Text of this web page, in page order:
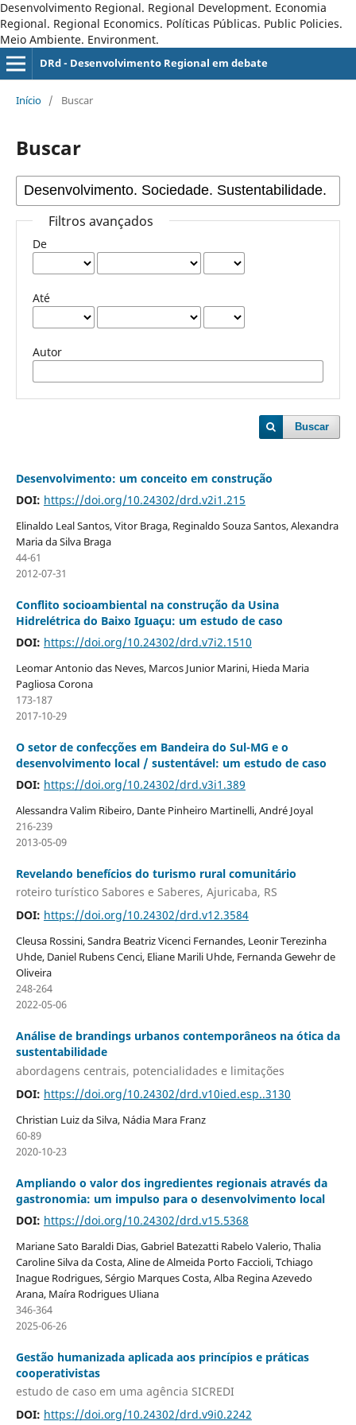
Desenvolvimento Regional. Regional Development. Economia
Regional. Regional Economics. Políticas Públicas. Public Policies.
Meio Ambiente. Environment.
DRd - Desenvolvimento Regional em debate
Início / Buscar
Buscar
Filtros avançados
De
Até
Autor
Buscar
Desenvolvimento: um conceito em construção
DOI: https://doi.org/10.24302/drd.v2i1.215
Elinaldo Leal Santos, Vitor Braga, Reginaldo Souza Santos, Alexandra
Maria da Silva Braga
44-61
2012-07-31
Conflito socioambiental na construção da Usina
Hidrelétrica do Baixo Iguaçu: um estudo de caso
DOI: https://doi.org/10.24302/drd.v7i2.1510
Leomar Antonio das Neves, Marcos Junior Marini, Hieda Maria
Pagliosa Corona
173-187
2017-10-29
O setor de confecções em Bandeira do Sul-MG e o
desenvolvimento local / sustentável: um estudo de caso
DOI: https://doi.org/10.24302/drd.v3i1.389
Alessandra Valim Ribeiro, Dante Pinheiro Martinelli, André Joyal
216-239
2013-05-09
Revelando benefícios do turismo rural comunitário
roteiro turístico Sabores e Saberes, Ajuricaba, RS
DOI: https://doi.org/10.24302/drd.v12.3584
Cleusa Rossini, Sandra Beatriz Vicenci Fernandes, Leonir Terezinha
Uhde, Daniel Rubens Cenci, Eliane Marili Uhde, Fernanda Gewehr de
Oliveira
248-264
2022-05-06
Análise de brandings urbanos contemporâneos na ótica da
sustentabilidade
abordagens centrais, potencialidades e limitações
DOI: https://doi.org/10.24302/drd.v10ied.esp..3130
Christian Luiz da Silva, Nádia Mara Franz
60-89
2020-10-23
Ampliando o valor dos ingredientes regionais através da
gastronomia: um impulso para o desenvolvimento local
DOI: https://doi.org/10.24302/drd.v15.5368
Mariane Sato Baraldi Dias, Gabriel Batezatti Rabelo Valerio, Thalia
Caroline Silva da Costa, Aline de Almeida Porto Faccioli, Tchiago
Inague Rodrigues, Sérgio Marques Costa, Alba Regina Azevedo
Arana, Maíra Rodrigues Uliana
346-364
2025-06-26
Gestão humanizada aplicada aos princípios e práticas
cooperativistas
estudo de caso em uma agência SICREDI
DOI: https://doi.org/10.24302/drd.v9i0.2242